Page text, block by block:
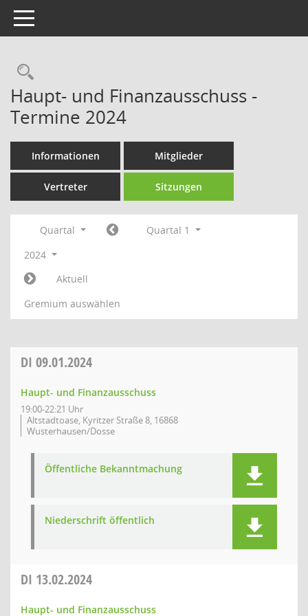
Toggle navigation
Rechercheauswahl
Haupt- und Finanzausschuss -
Termine 2024
Informationen Mitglieder
Vertreter Sitzungen
Quartal
Quartal 1
2024
Aktuell
Gremium auswählen
DI 09.01.2024
Haupt- und Finanzausschuss
19:00-22:21 Uhr
Altstadtoase, Kyritzer Straße 8, 16868
Wusterhausen/Dosse
Öffentliche Bekanntmachung
Niederschrift öffentlich
DI 13.02.2024
Haupt- und Finanzausschuss